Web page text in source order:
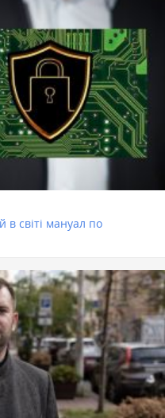
світі мануал по